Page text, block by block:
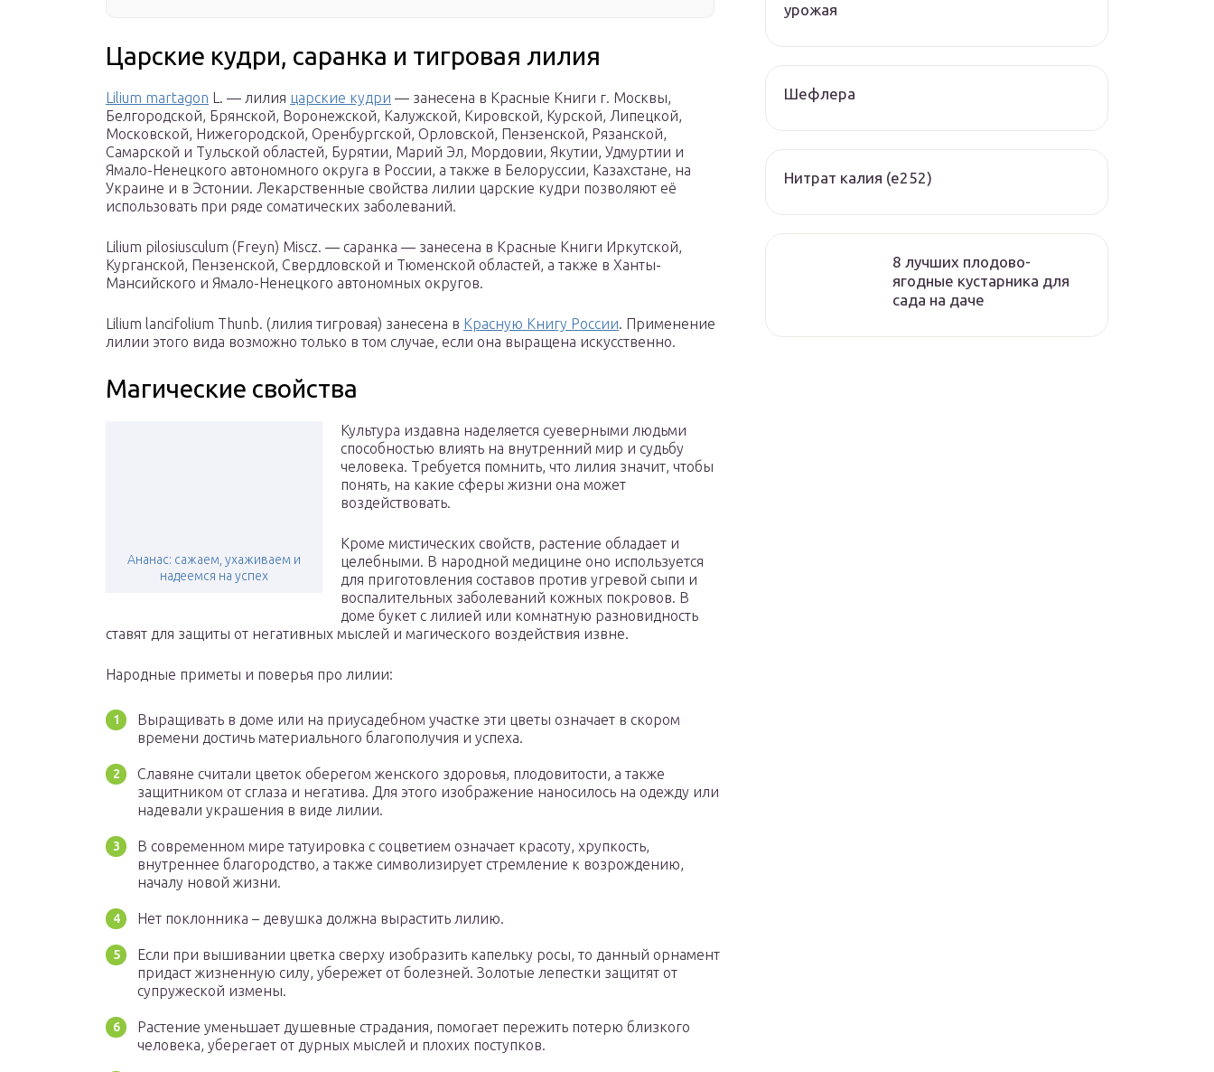
Царские кудри, саранка и тигровая лилия
Lilium martagon L. — лилия царские кудри — занесена в Красные Книги г. Москвы,
Белгородской, Брянской, Воронежской, Калужской, Кировской, Курской, Липецкой,
Московской, Нижегородской, Оренбургской, Орловской, Пензенской, Рязанской,
Самарской и Тульской областей, Бурятии, Марий Эл, Мордовии, Якутии, Удмуртии и
Ямало-Ненецкого автономного округа в России, а также в Белоруссии, Казахстане, на
Украине и в Эстонии. Лекарственные свойства лилии царские кудри позволяют её
использовать при ряде соматических заболеваний.
Lilium pilosiusculum (Freyn) Miscz. — саранка — занесена в Красные Книги Иркутской,
Курганской, Пензенской, Свердловской и Тюменской областей, а также в Ханты-
Мансийского и Ямало-Ненецкого автономных округов.
Lilium lancifolium Thunb. (лилия тигровая) занесена в Красную Книгу России. Применение
лилии этого вида возможно только в том случае, если она выращена искусственно.
Магические свойства
Ананас: сажаем, ухаживаем и
надеемся на успех
Культура издавна наделяется суеверными людьми
способностью влиять на внутренний мир и судьбу
человека. Требуется помнить, что лилия значит, чтобы
понять, на какие сферы жизни она может
воздействовать.
Кроме мистических свойств, растение обладает и
целебными. В народной медицине оно используется
для приготовления составов против угревой сыпи и
воспалительных заболеваний кожных покровов. В
доме букет с лилией или комнатную разновидность
ставят для защиты от негативных мыслей и магического воздействия извне.
Народные приметы и поверья про лилии:
Выращивать в доме или на приусадебном участке эти цветы означает в скором
времени достичь материального благополучия и успеха.
Славяне считали цветок оберегом женского здоровья, плодовитости, а также
защитником от сглаза и негатива. Для этого изображение наносилось на одежду или
надевали украшения в виде лилии.
В современном мире татуировка с соцветием означает красоту, хрупкость,
внутреннее благородство, а также символизирует стремление к возрождению,
началу новой жизни.
Нет поклонника – девушка должна вырастить лилию.
Если при вышивании цветка сверху изобразить капельку росы, то данный орнамент
придаст жизненную силу, убережет от болезней. Золотые лепестки защитят от
супружеской измены.
Растение уменьшает душевные страдания, помогает пережить потерю близкого
человека, уберегает от дурных мыслей и плохих поступков.
урожая
Шефлера
Нитрат калия (е252)
8 лучших плодово-
ягодные кустарника для
сада на даче